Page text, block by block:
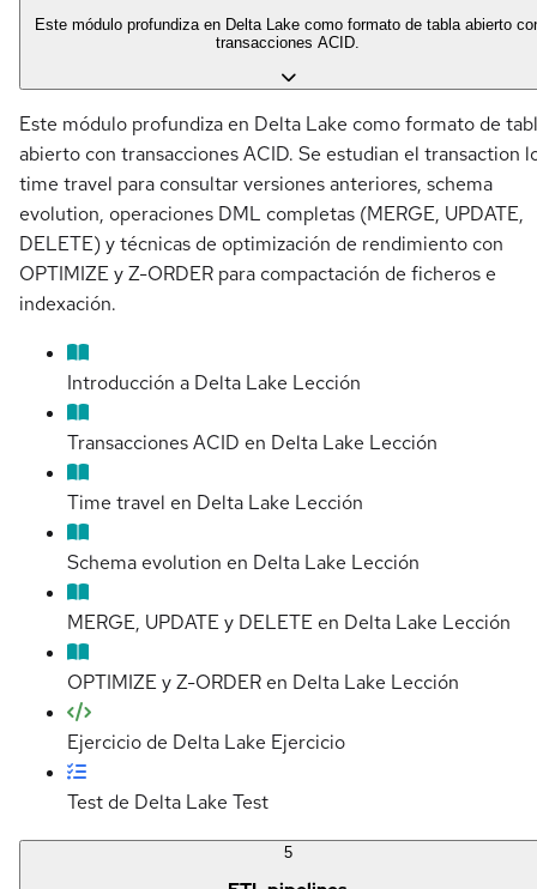
Este módulo profundiza en Delta Lake como formato de tabla abierto
transacciones ACID.
Este módulo profundiza en Delta Lake como formato de
abierto con transacciones ACID. Se estudian el transaction
time travel para consultar versiones anteriores, schema
evolution, operaciones DML completas (MERGE, UPDATE,
DELETE) y técnicas de optimización de rendimiento con
OPTIMIZE y Z-ORDER para compactación de ficheros e
indexación.
Introducción a Delta Lake Lección
Transacciones ACID en Delta Lake Lección
Time travel en Delta Lake Lección
Schema evolution en Delta Lake Lección
MERGE, UPDATE y DELETE en Delta Lake Lección
OPTIMIZE y Z-ORDER en Delta Lake Lección
Ejercicio de Delta Lake Ejercicio
Test de Delta Lake Test
5